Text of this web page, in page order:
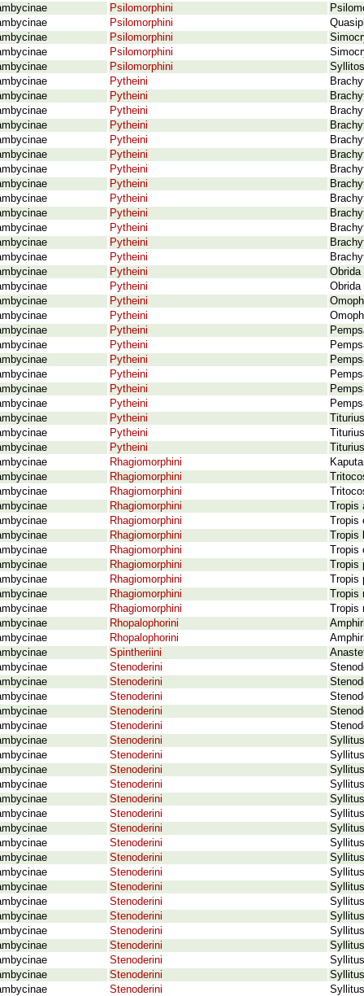
Psilomorphini
Psilomorphini
Psilomorphini
Psilomorphini
Psilomorphini
Pytheini
Pytheini
Pytheini
Pytheini
Pytheini
Pytheini
Pytheini
Pytheini
Pytheini
Pytheini
Pytheini
Pytheini
Pytheini
Pytheini
Obrida
Pytheini
Obrida
Pytheini
Pytheini
Pytheini
Pytheini
Pytheini
Pytheini
Pytheini
Pytheini
Pytheini
Pytheini
Pytheini
Rhagiomorphini
Rhagiomorphini
Rhagiomorphini
Rhagiomorphini
Rhagiomorphini
Rhagiomorphini
Rhagiomorphini
Rhagiomorphini
Rhagiomorphini
Rhagiomorphini
Rhagiomorphini
Rhopalophorini
Rhopalophorini
Spintheriini
Stenoderini
Stenoderini
Stenoderini
Stenoderini
Stenoderini
Stenoderini
Stenoderini
Stenoderini
Stenoderini
Stenoderini
Stenoderini
Stenoderini
Stenoderini
Stenoderini
Stenoderini
Stenoderini
Stenoderini
Stenoderini
Stenoderini
Stenoderini
Stenoderini
Stenoderini
Stenoderini